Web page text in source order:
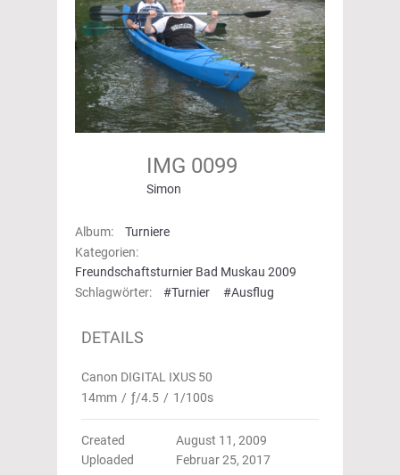
IMG 0099
Simon
Album:
Turniere
Kategorien:
Freundschaftsturnier Bad Muskau 2009
Schlagwörter:
#Turnier #Ausflug
DETAILS
Canon DIGITAL IXUS 50
14mm / ƒ/4.5 / 1/100s
Created
August 11, 2009
Uploaded
Februar 25, 2017